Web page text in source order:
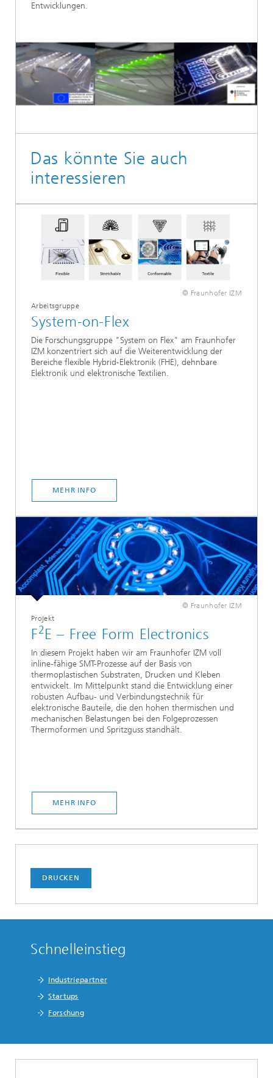
Entwicklungen.
Das könnte Sie auch
interessieren
© Fraunhofer IZM
Arbeitsgruppe
System-on-Flex
Die Forschungsgruppe "System on Flex" am Fraunhofer
IZM konzentriert sich auf die Weiterentwicklung der
Bereiche flexible Hybrid-Elektronik (FHE), dehnbare
Elektronik und elektronische Textilien.
MEHR INFO
© Fraunhofer IZM
Projekt
F2E – Free Form Electronics
In diesem Projekt haben wir am Fraunhofer IZM voll
inline-fähige SMT-Prozesse auf der Basis von
thermoplastischen Substraten, Drucken und Kleben
entwickelt. Im Mittelpunkt stand die Entwicklung einer
robusten Aufbau- und Verbindungstechnik für
elektronische Bauteile, die den hohen thermischen und
mechanischen Belastungen bei den Folgeprozessen
Thermoformen und Spritzguss standhält.
MEHR INFO
DRUCKEN
Schnelleinstieg
Industriepartner
Startups
Forschung